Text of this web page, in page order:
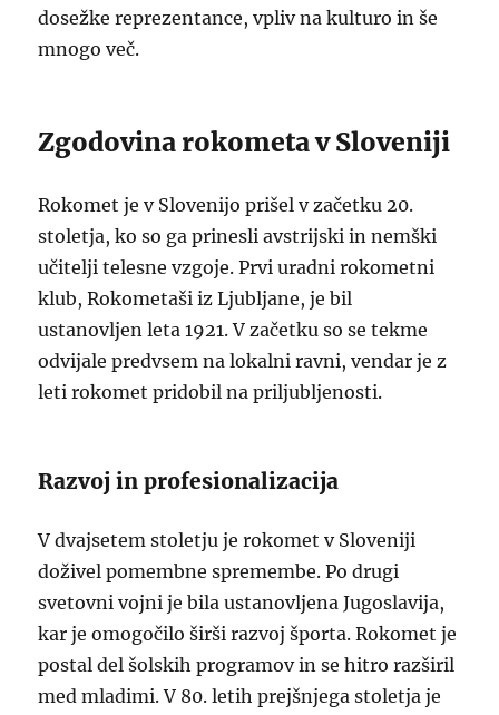
dosežke reprezentance, vpliv na kulturo in še
mnogo več.
Zgodovina rokometa v Sloveniji
Rokomet je v Slovenijo prišel v začetku 20.
stoletja, ko so ga prinesli avstrijski in nemški
učitelji telesne vzgoje. Prvi uradni rokometni
klub, Rokometaši iz Ljubljane, je bil
ustanovljen leta 1921. V začetku so se tekme
odvijale predvsem na lokalni ravni, vendar je z
leti rokomet pridobil na priljubljenosti.
Razvoj in profesionalizacija
V dvajsetem stoletju je rokomet v Sloveniji
doživel pomembne spremembe. Po drugi
svetovni vojni je bila ustanovljena Jugoslavija,
kar je omogočilo širši razvoj športa. Rokomet je
postal del šolskih programov in se hitro razširil
med mladimi. V 80. letih prejšnjega stoletja je